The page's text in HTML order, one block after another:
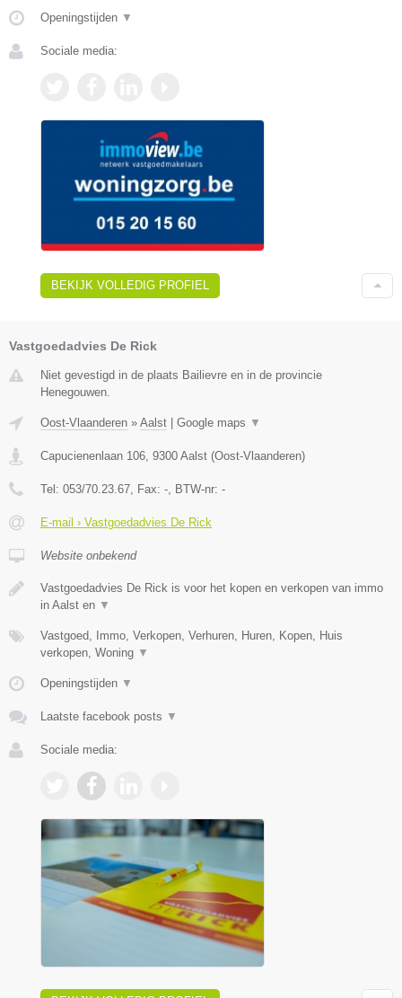
Openingstijden ▼
Sociale media:
BEKIJK VOLLEDIG PROFIEL
Vastgoedadvies De Rick
Niet gevestigd in de plaats Bailievre en in de provincie
Henegouwen.
Oost-Vlaanderen » Aalst Google maps ▼
Capucienenlaan 106 9300 Aalst (Oost-Vlaanderen)
Tel: 053/70.23.67 , Fax: - , BTW-nr: -
E-mail › Vastgoedadvies De Rick
Website onbekend
Vastgoedadvies De Rick is voor het kopen en verkopen van immo
in Aalst en ▼
Vastgoed, Immo, Verkopen, Verhuren, Huren, Kopen, Huis
verkopen, Woning ▼
Openingstijden ▼
Laatste facebook posts ▼
Sociale media: